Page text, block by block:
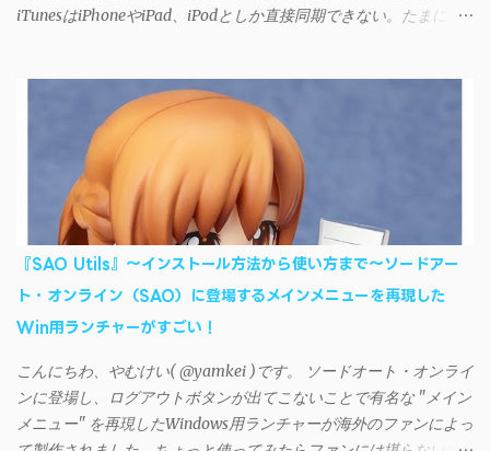
iTunesはiPhoneやiPad、iPodとしか直接同期できない。たまに
ドパーティー製のアプリを PC と Androidデバイス それぞれにイン
ストールすれば、Wi-Fiや USB接続 を通じて同期できるようにな
る。私も 2012年頃にAndroidウォークマン を使い始めた頃から便
利に活用させてもらっていたのだが、2023年現在はiSyncrを使っ
て同期ができないという声を多数見かけるようになった。 具体
的には、PC側のiSyncrアプリで設定したパスワードをAndroidアプ
リに入力しようとすると、入力したパスワードが保存されず、い
つまでたっても再度入力を促されるというもの。 この不具合を
回避するには、次の手順が有効だ。 Androidデバイスの言語を英語
に設定する （念のため）再起動する iSyncrでパスワードを入力す
すれば完了 一度この手順を施せば、言語設定は日本語に戻して
もOKだ。これでWi-Fiを使った同期機能が使えるようになる。USB
接続による同期については、アプリに根本的な不具合が発生して
『SAO Utils』～インストール方法から使い方まで～ソードアー
ト・オンライン（SAO）に登場するメインメニューを再現した
Win用ランチャーがすごい！
こんにちわ、やむけい( @yamkei )です。 ソードオート・オンライ
ンに登場し、ログアウトボタンが出てこないことで有名な "メイン
メニュー" を再現したWindows用ランチャーが海外のファンによっ